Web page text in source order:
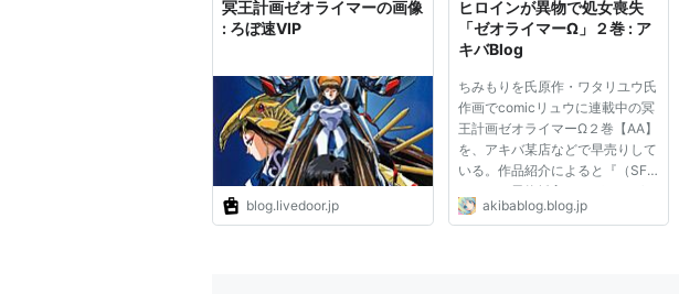
極の作...
冥王計画ゼオライマーの画像
: ろぼ速VIP
blog.livedoor.jp
ヒロインが異物で処女喪失
「ゼオライマーΩ」２巻 : ア
キバBlog
ちみもりを氏原作・ワタリユウ氏
作画でcomicリュウに連載中の冥
王計画ゼオライマーΩ２巻【AA】
を、アキバ某店などで早売りして
いる。作品紹介によると『（SF
ロリコン異物挿入マンガの）ゼオ
ライマーの25年後を舞台にした正
akibablog.blog.jp